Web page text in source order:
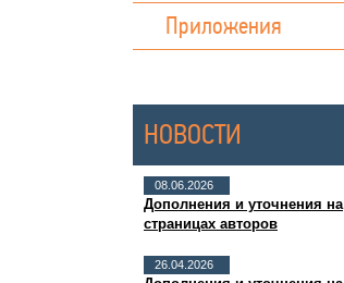
Приложения
НОВОСТИ
08.06.2026
Дополнения и уточнения на
страницах авторов
26.04.2026